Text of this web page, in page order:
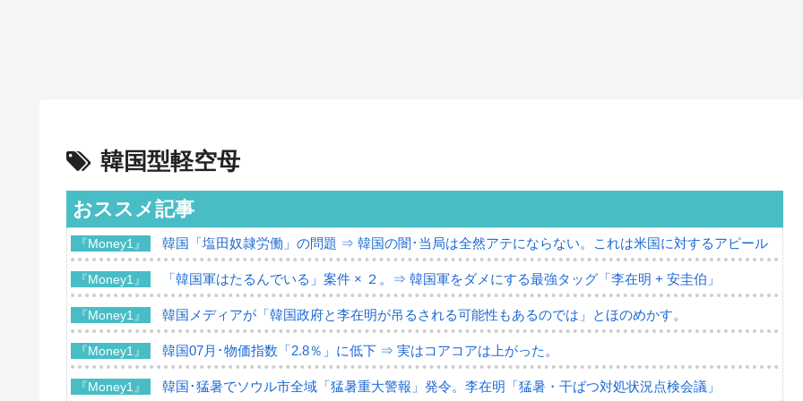
韓国型軽空母
おススメ記事
『Money1』 韓国「塩田奴隷労働」の問題 ⇒ 韓国の闇･当局は全然アテにならない。これは米国に対するアピール
『Money1』 「韓国軍はたるんでいる」案件 × ２。⇒ 韓国軍をダメにする最強タッグ「李在明 + 安圭伯」
『Money1』 韓国メディアが「韓国政府と李在明が吊るされる可能性もあるのでは」とほのめかす。
『Money1』 韓国07月･物価指数「2.8％」に低下 ⇒ 実はコアコアは上がった。
『Money1』 韓国･猛暑でソウル市全域「猛暑重大警報」発令。李在明「猛暑・干ばつ対処状況点検会議」